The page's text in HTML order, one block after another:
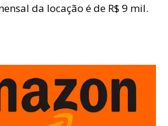
da locação é de R$ 9 mil.